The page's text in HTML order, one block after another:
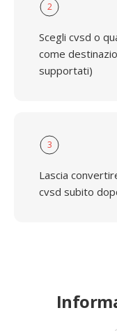
2
Scegli cvsd o
come
supportati)
3
Lascia
cvsd subito